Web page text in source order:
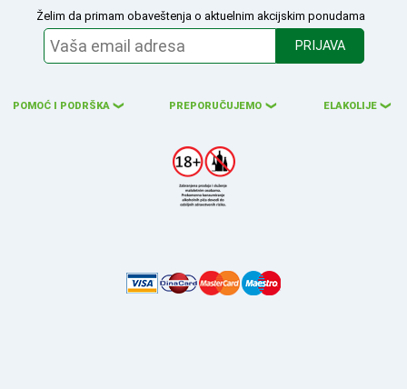
Želim da primam obaveštenja o aktuelnim akcijskim ponudama
PRIJAVA
POMOĆ I PODRŠKA ❮ PREPORUČUJEMO ❮ ELAKOLIJE ❮